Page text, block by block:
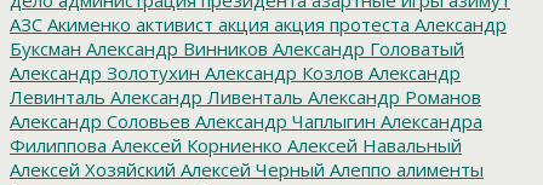
АЗС Акименко активист акция акция протеста Александр
Буксман Александр Винников Александр Головатый
Александр Золотухин Александр Козлов Александр
Левинталь Александр Ливенталь Александр Романов
Александр Соловьев Александр Чаплыгин Александра
Филиппова Алексей Корниенко Алексей Навальный
Алексей Хозяйский Алексей Черный Алеппо алименты